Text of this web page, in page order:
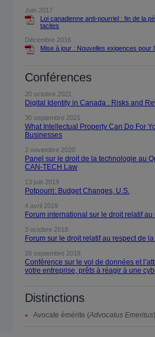
Juin 2017
Loi canadienne anti-pourriel : fin de la
tacites
Décembre 2016
Mise à jour : Nouvelles exigences pour
Conférences
20 octobre 2021
Digital Identity in Canada : Risks and
30 septembre 2021
What Intellectual Property Can Do For
Businesses
2 novembre 2020
Panel sur le droit de la technologie au
CAN-TECH Law
13 juin 2019
Potpourri: Budget Changes, U.S.
4 avril 2019
Forum international sur le droit relatif
3 octobre 2018
Forum sur le droit relatif au respect de
26 septembre 2018
Conférence sur le vol de données et
votre entreprise, prêts à réagir à une
Distinctions
Avocate émérite (Advocatus Emeritus